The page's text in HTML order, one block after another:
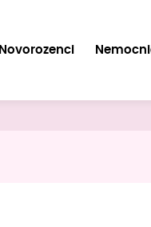
Novorozenci